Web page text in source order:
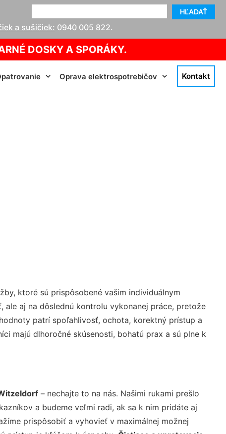
HĽADAŤ
a sušičiek: 0940 005 822.
DOSKY A SPORÁKY.
Oprava elektrospotrebičov Kontakt
ktoré sú prispôsobené vašim individuálnym
ale aj na dôslednú kontrolu vykonanej práce, pretože
patrí spoľahlivosť, ochota, korektný prístup a
majú dlhoročné skúsenosti, bohatú prax a sú plne k
– nechajte to na nás. Našimi rukami prešlo
a budeme veľmi radi, ak sa k nim pridáte aj
prispôsobiť a vyhovieť v maximálnej možnej